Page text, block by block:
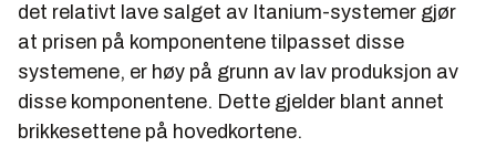
det relativt lave salget av Itanium-systemer gjør
at prisen på komponentene tilpasset disse
systemene, er høy på grunn av lav produksjon av
disse komponentene. Dette gjelder blant annet
brikkesettene på hovedkortene.